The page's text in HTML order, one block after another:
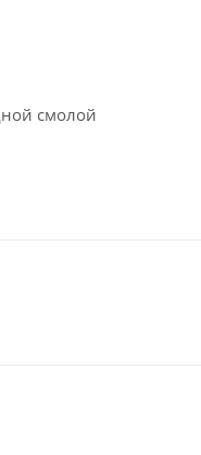
смолой